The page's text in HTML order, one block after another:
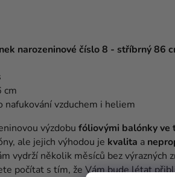
narozeninové číslo 8 - stříbrný 86
cm
nafukování vzduchem i heliem
výzdobu fóliovými balónky ve
, ale jejich výhodou je kvalita a
vydrží několik měsíců bezvýrazných
počítat s tím, že Vám budelétat